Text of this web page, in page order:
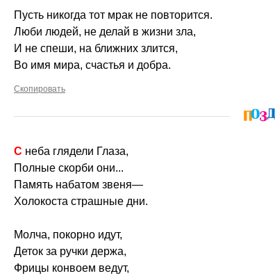
Пусть никогда тот мрак не повторится.
Люби людей, не делай в жизни зла,
И не спеши, на ближних злится,
Во имя мира, счастья и добра.
Скопировать
С неба глядели Глаза,
Полные скорби они...
Память набатом звеня—
Холокоста страшные дни.
Молча, покорно идут,
Деток за ручки держа,
Фрицы конвоем ведут,